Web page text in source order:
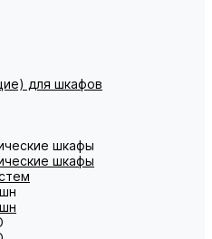
для шкафов
шкафы
шкафы